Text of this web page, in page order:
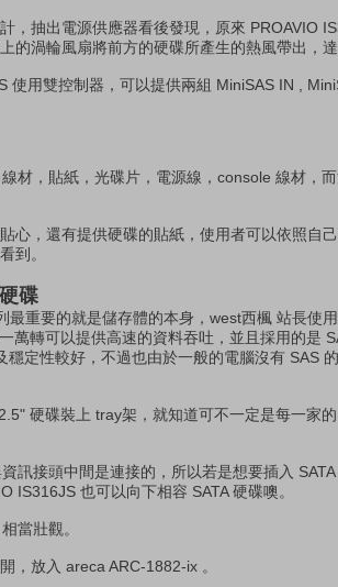
，抽出電源供應器看後發現，原來 PROAVIO
的渦輪風扇將前方的硬碟所產生的熱風帶出，達
使用雙控制器，可以提供兩組 MiniSAS IN ,
材，貼紙，光碟片，電源線，console 線材，
心，還有提供硬碟的貼紙，使用者可以依照自
到。
碟
重要的就是儲存體的本身，west西楓 站長使
萬轉可以提供高速的資料吞吐，並且採用的是
定性較好，不過也由於一般的電腦沒有 SAS
硬碟裝上 tray架，就知道可不一定是每一家
訊接頭中間是連接的，所以若是想要插入
IS316JS 也可以向下相容 SATA 硬碟噢。
當壯觀。
，放入 areca ARC-1882-ix 。